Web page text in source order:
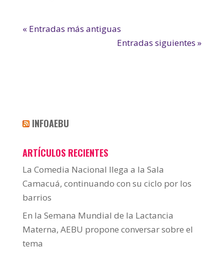
« Entradas más antiguas
Entradas siguientes »
INFOAEBU
ARTÍCULOS RECIENTES
La Comedia Nacional llega a la Sala
Camacuá, continuando con su ciclo por los
barrios
En la Semana Mundial de la Lactancia
Materna, AEBU propone conversar sobre el
tema